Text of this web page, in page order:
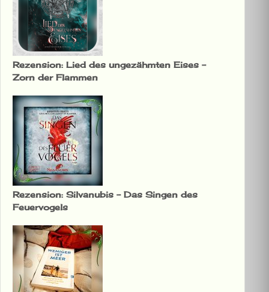
Rezension: Lied des ungezähmten Eises –
Zorn der Flammen
Rezension: Silvanubis – Das Singen des
Feuervogels